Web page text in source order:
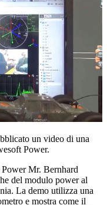
un video di una
Power.
Mr. Bernhard
del modulo power al
La demo utilizza una
e mostra come il